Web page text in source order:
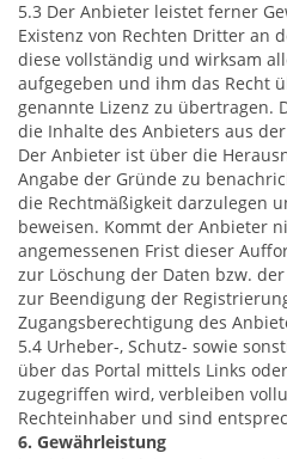
5.3 Der Anbieter leistet ferner
Existenz von Rechten Dritter an
diese vollständig und wirksam
aufgegeben und ihm das Recht
genannte Lizenz zu übertragen.
die Inhalte des Anbieters aus
Der Anbieter ist über die
Angabe der Gründe zu
die Rechtmäßigkeit darzulegen
beweisen. Kommt der Anbieter
angemessenen Frist dieser
zur Löschung der Daten bzw.
zur Beendigung der
Zugangsberechtigung des
5.4 Urheber-, Schutz- sowie
über das Portal mittels Links
zugegriffen wird, verbleiben
Rechteinhaber und sind
6. Gewährleistung